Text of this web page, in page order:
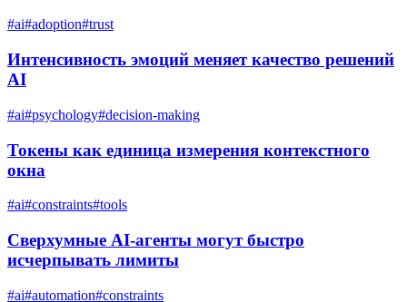
#ai#adoption#trust
Интенсивность эмоций меняет качество решений
AI
#ai#psychology#decision-making
Токены как единица измерения контекстного
окна
#ai#constraints#tools
Сверхумные AI-агенты могут быстро
исчерпывать лимиты
#ai#automation#constraints